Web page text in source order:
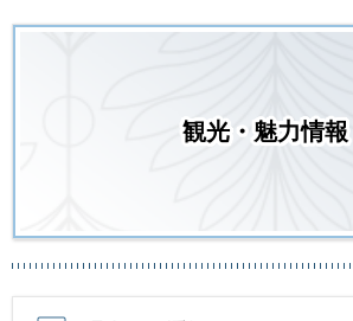
観光・魅力情報